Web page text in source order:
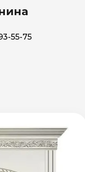
55-75